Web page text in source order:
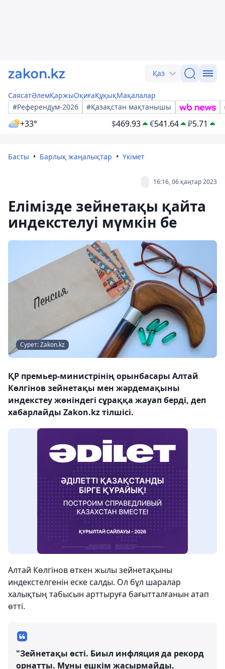
Қаз
СаясатӘлемҚаржыОқиғаҚұқықМақалалар
#Референдум-2026
#Қазақстан мақтанышы
+33° $469.93 €541.64 ₽5.71
Басты Барлық жаңалықтар Үкімет
16:16, 06 қаңтар 2023
Елімізде зейнетақы қайта
индекстелуі мүмкін бе
Сурет: Zakon.kz
ҚР премьер-министрінің орынбасары Алтай
Көлгінов зейнетақы мен жәрдемақыны
индекстеу жөніндегі сұраққа жауап берді, деп
хабарлайды Zakon.kz тілшісі.
Алтай Көлгінов өткен жылы зейнетақыны
индекстелгенін еске салды. Ол бұл шаралар
халықтың табысын арттыруға бағытталғанын атап
өтті.
"Зейнетақы өсті. Биыл инфляция да рекорд
орнатты. Мұны ешкім жасырмайды.